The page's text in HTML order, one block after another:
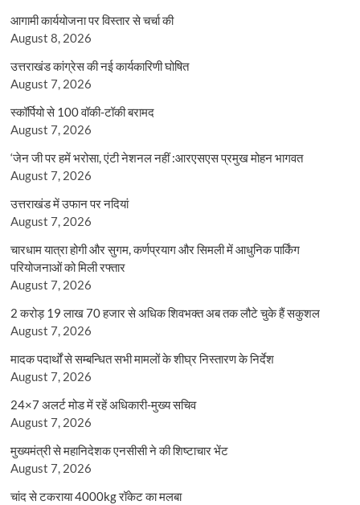
आगामी कार्ययोजना पर विस्तार से चर्चा की
August 8, 2026
उत्तराखंड कांग्रेस की नई कार्यकारिणी घोषित
August 7, 2026
स्कॉर्पियो से 100 वॉकी-टॉकी बरामद
August 7, 2026
‘जेन जी पर हमें भरोसा, एंटी नेशनल नहीं :आरएसएस प्रमुख मोहन भागवत
August 7, 2026
उत्तराखंड में उफान पर नदियां
August 7, 2026
चारधाम यात्रा होगी और सुगम, कर्णप्रयाग और सिमली में आधुनिक पार्किंग
परियोजनाओं को मिली रफ्तार
August 7, 2026
2 करोड़ 19 लाख 70 हजार से अधिक शिवभक्त अब तक लौटे चुके हैं सकुशल
August 7, 2026
मादक पदार्थों से सम्बन्धित सभी मामलों के शीघ्र निस्तारण के निर्देश
August 7, 2026
24×7 अलर्ट मोड में रहें अधिकारी-मुख्य सचिव
August 7, 2026
मुख्यमंत्री से महानिदेशक एनसीसी ने की शिष्टाचार भेंट
August 7, 2026
चांद से टकराया 4000kg रॉकेट का मलबा